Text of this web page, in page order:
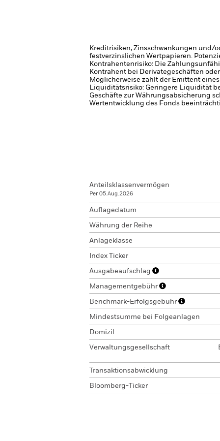
Kreditrisiken, Zinsschwankungen und/
festverzinslichen Wertpapieren.
Kontrahentenrisiko: Die
Kontrahent bei Derivategeschäften
Möglicherweise zahlt der Emittent
Liquiditätsrisiko: Geringere Liquidität
Geschäfte zur Währungsabsicherung
Wertentwicklung des Fonds
Anteilsklassenvermögen
Per 05.Aug.2026
Auflagedatum
Währung der Reihe
Anlageklasse
Index Ticker
Ausgabeaufschlag
Managementgebühr
Benchmark-Erfolgsgebühr
Mindestsumme bei Folgeanlagen
Domizil
Verwaltungsgesellschaft
Transaktionsabwicklung
Bloomberg-Ticker